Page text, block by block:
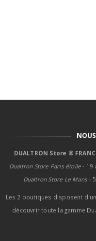
DUALTRON Store ®
Dualtron Store Paris étoile- 19
Dualtron Store Le Mans -
Les 2 boutiques disposent
découvrir toute la gamme